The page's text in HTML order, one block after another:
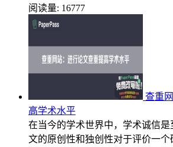
阅读量: 16777
查重
高学术水平
在当今的学术世界中，学术诚信
文的原创性和独创性对于评价一